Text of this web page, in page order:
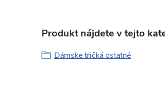
Produkt nájdete v tejto
Dámske tričká ostatné